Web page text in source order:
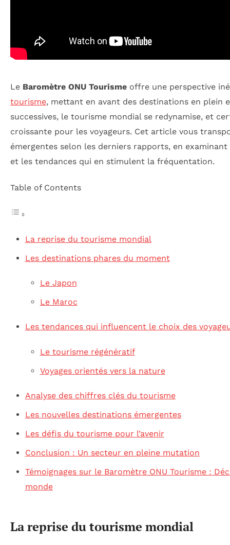
Le Baromètre ONU Tourisme offre une perspective
tourisme, mettant en avant des destinations en plein
successives, le tourisme mondial se redynamise, et
croissante pour les voyageurs. Cet article vous
émergentes selon les derniers rapports, en
et les tendances qui en stimulent la fréquentation.
Table of Contents
La reprise du tourisme mondial
Les destinations phares du moment
Le Japon
Le Maroc
Les tendances qui influencent le choix des
Le tourisme régénératif
Voyages orientés vers la nature
Analyse des chiffres clés du tourisme
Les nouvelles destinations émergentes
Les défis du tourisme pour l’avenir
Conclusion : Un secteur en pleine mutation
Témoignages sur le Baromètre ONU Tourisme :
monde
La reprise du tourisme mondial